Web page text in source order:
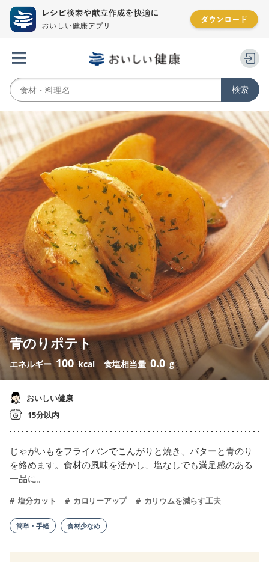
青のりポテト
エネルギー 100 kcal 食塩相当量 0.0 g
おいしい健康
15分以内
じゃがいもをフライパンでこんがりと焼き、バターと青のり
を絡めます。食材の風味を活かし、塩なしでも満足感のある
一品に。
塩分カット カロリーアップ カリウムを減らす工夫
簡単・手軽 食材少なめ